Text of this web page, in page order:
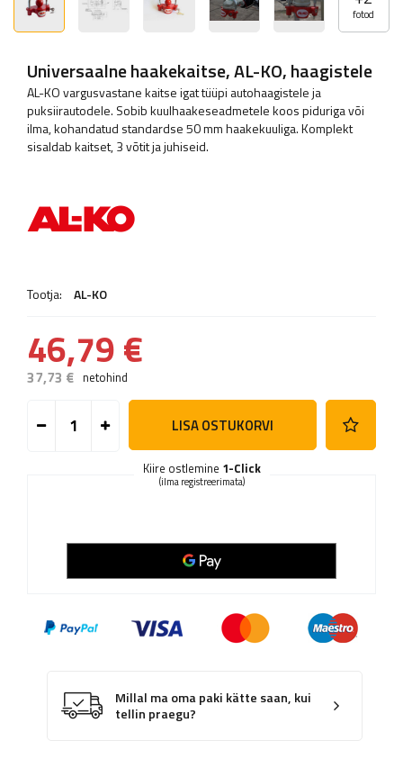
fotod
Universaalne haakekaitse, AL-KO, haagistele
AL-KO vargusvastane kaitse igat tüüpi autohaagistele ja
puksiirautodele. Sobib kuulhaakeseadmetele koos piduriga või
ilma, kohandatud standardse 50 mm haakekuuliga. Komplekt
sisaldab kaitset, 3 võtit ja juhiseid.
Tootja: AL-KO
46,79 €
37,73 € netohind
LISA OSTUKORVI
Kiire ostlemine 1-Click
(ilma registreerimata)
Millal ma oma paki kätte saan, kui
tellin praegu?